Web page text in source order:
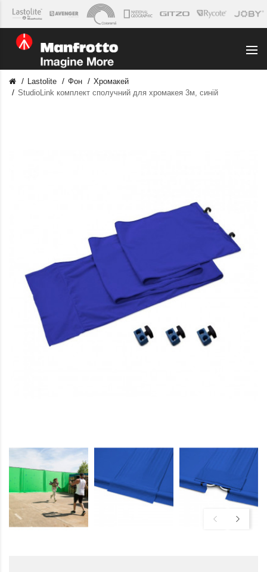
Lastolite Фон
Хромакей
StudioLink комплект сполучний для хромакея 3м, синій